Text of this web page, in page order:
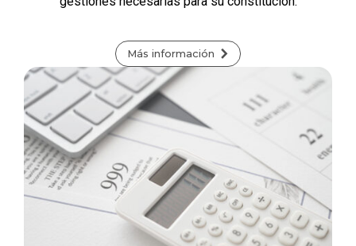
Más información